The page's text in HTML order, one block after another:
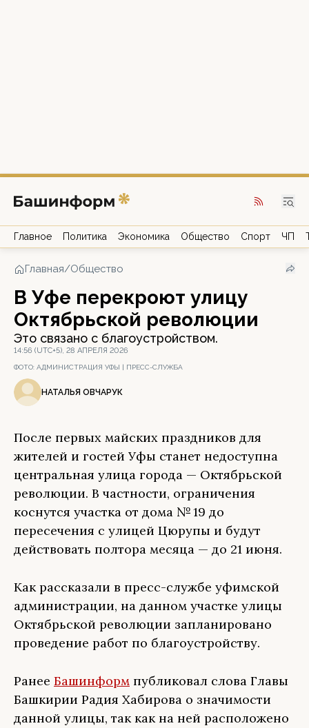
Главное Политика Экономика Общество Спорт ЧП
Главная/Общество
В Уфе перекроют улицу
Октябрьской революции
Это связано с благоустройством.
14:56 (UTC+5), 28 АПРЕЛЯ 2026
ФОТО: АДМИНИСТРАЦИЯ УФЫ | ПРЕСС-СЛУЖБА
НАТАЛЬЯ ОВЧАРУК
После первых майских праздников для
жителей и гостей Уфы станет недоступна
центральная улица города — Октябрьской
революции. В частности, ограничения
коснутся участка от дома № 19 до
пересечения с улицей Цюрупы и будут
действовать полтора месяца — до 21 июня.
Как рассказали в пресс-службе уфимской
администрации, на данном участке улицы
Октябрьской революции запланировано
проведение работ по благоустройству.
Ранее Башинформ публиковал слова Главы
Башкирии Радия Хабирова о значимости
данной улицы, так как на ней расположено